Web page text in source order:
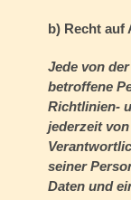
b) Recht auf
Jede von
betroffene
Richtlinien-
jederzeit
seiner
Daten und